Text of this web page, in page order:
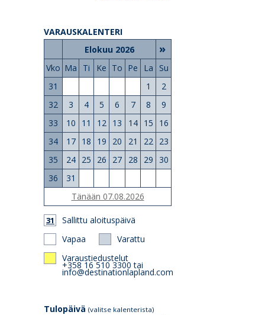
VARAUSKALENTERI
Elokuu 2026
»
Vko Ma Ti Ke To Pe La
Su
31
1
2
32
3 4 5 6 7 8
9
33
10 11 12 13 14 15
16
34
17 18 19 20 21 22
23
35
24 25 26 27 28 29
30
36
31
Tänään 07.08.2026
31
Sallittu aloituspäivä
Vapaa
Varattu
Varaustiedustelut
+358 16 510 3300 tai
info@destinationlapland.com
Tulopäivä (valitse kalenterista)